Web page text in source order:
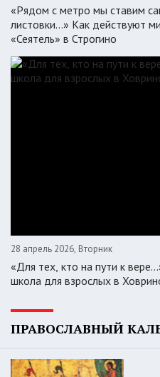
«Рядом с метро мы ставим
листовки…» Как действуют
«Сеятель» в Строгино
28 апрель 2026, Вторник
«Для тех, кто на пути к
школа для взрослых в
ПРАВОСЛАВНЫЙ